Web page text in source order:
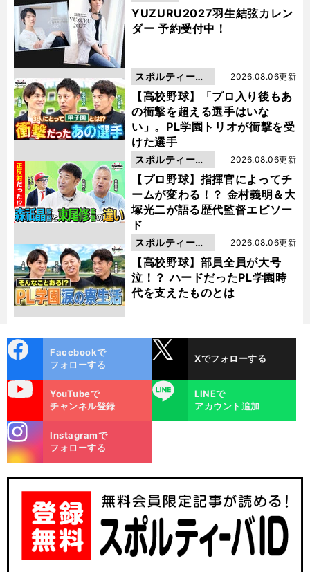
YUZURU2027羽生結弦カレン
ダー 予約受付中！
【高校野球】「プロ入り後もあ
の衝撃を超える選手はいな
い」。PL学園トリオが衝撃を受
けた選手
2026.08.06更新
スポルティーバ
動画
【プロ野球】指揮官によってチ
ームが変わる！？ 金村義明＆大
塚光二が語る歴代監督エピソー
ド
2026.08.06更新
スポルティーバ
動画
【高校野球】部員全員が大号
泣！？ ハードだったPL学園時
代を支えたものとは
2026.08.06更新
スポルティーバ
動画
ok
Facebookで
フォローする
Xでフォローする
YouTubeで
チャンネル登録
LINE
LINEで
アカウント追加
m
Instagramで
フォローする